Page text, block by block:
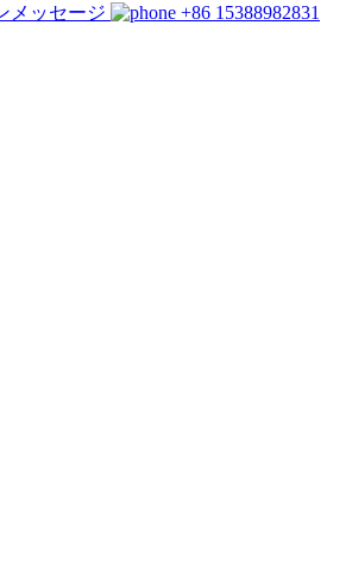
メッセージ
+86 15388982831